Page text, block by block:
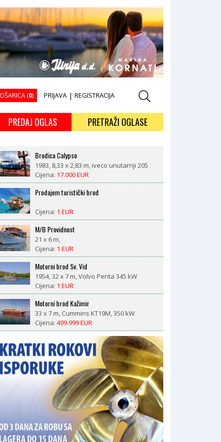
(0) PRIJAVA | REGISTRACIJA
PREDAJ OGLAS PRETRAŽI OGLASE
Brodica Calypso
1983, 8,33 x 2,83 m, iveco unutarnji 205
kW
Cijena: 17.000 EUR
Prodajem turistički brod
Cijena: 1 EUR
M/B Providnost
21 x 6 m,
Cijena: 1 EUR
Motorni brod Sv. Vid
1954, 32 x 7 m, Volvo Penta 345 kW
Cijena: 1 EUR
Motorni brod Kažimir
33 x 7 m, Cummins KT19M, 350 kW
Cijena: 499.999 EUR
1981, 8,4 x 2,6 m, Nani 29 ks diesel
Cijena:18.500 EUR
CROWNLINE BAYSIDE 765 AC – prikolica
uključena, 377 radnih sati, spreman za sezonu
1993, 7,98 x 2,55 m, V8 Volvo Penta 570 DP
(190kW, 377 radnih sati)
Cijena:23.000 EUR
2008, Catepilar
Cijena:1 EUR